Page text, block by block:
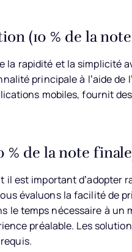
(10 % de la
la rapidité et la simplicité
principale à l’aide
mobiles, fournit
% de la note
il est important d’adopter
évaluons la facilité de
le temps nécessaire à un
préalable. Les